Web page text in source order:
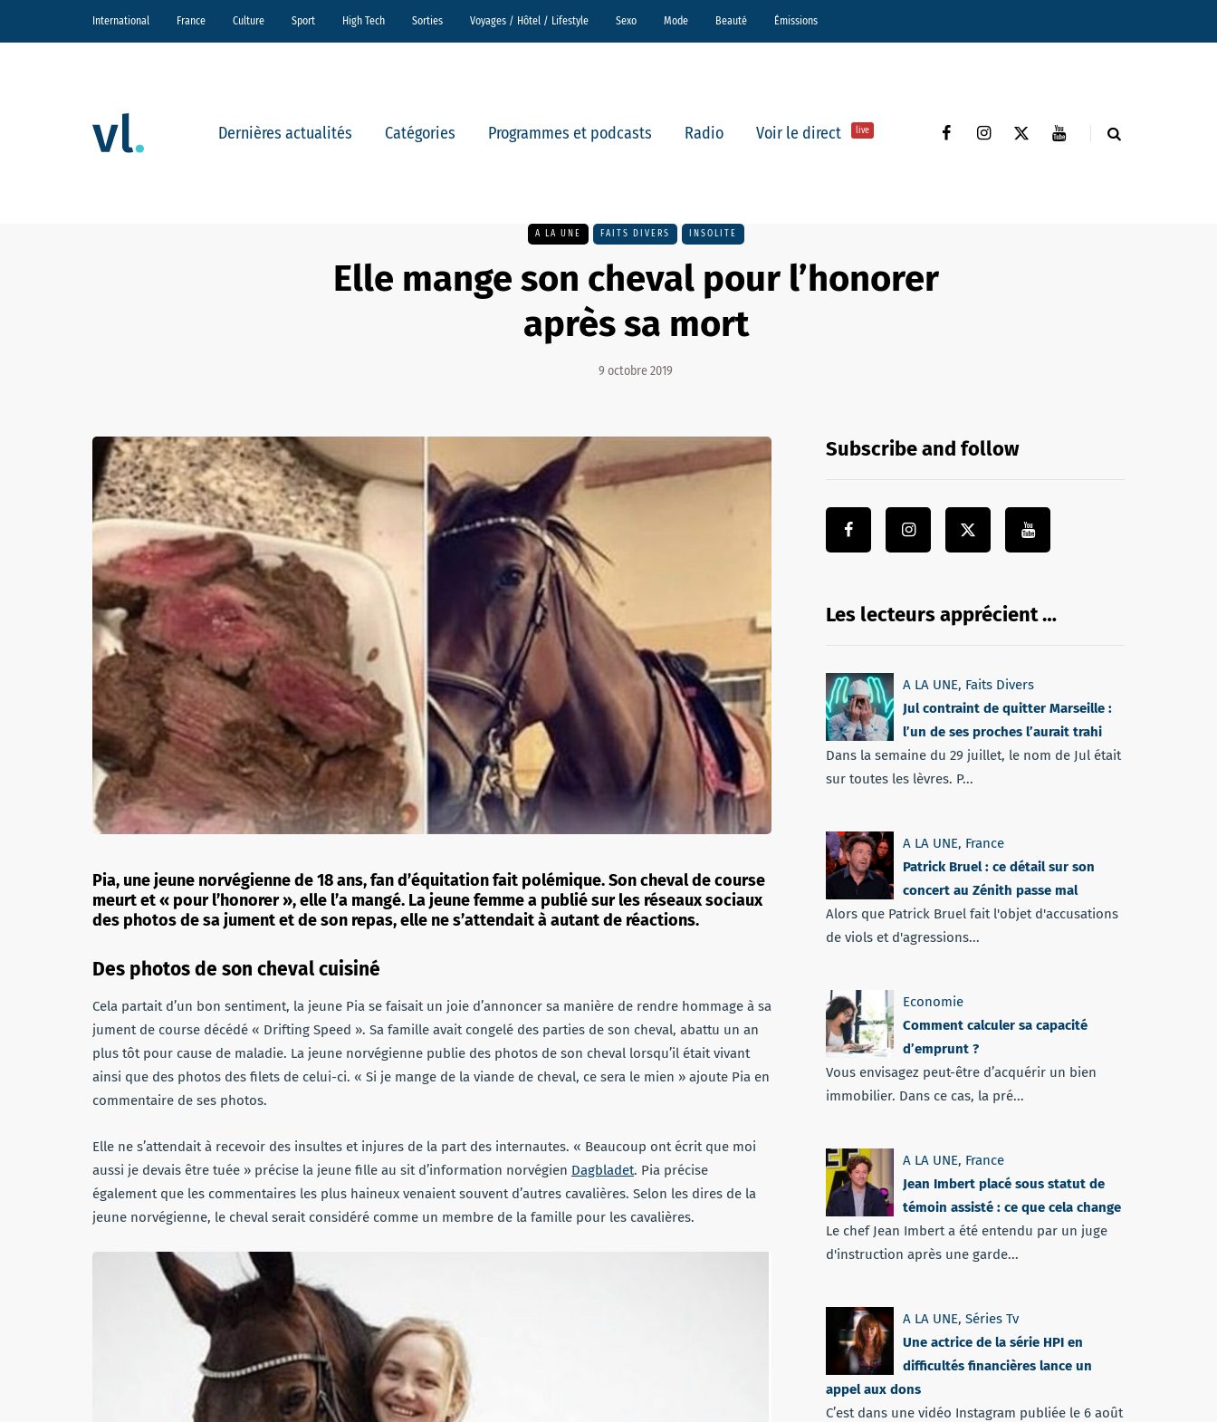
International France Culture Sport High Tech Sorties Voyages / Hôtel / Lifestyle Sexo Mode Beauté Émissions
Dernières actualités Catégories Programmes et podcasts Radio Voir le direct live
A LA UNE FAITS DIVERS INSOLITE
Elle mange son cheval pour l’honorer
après sa mort
9 octobre 2019
Pia, une jeune norvégienne de 18 ans, fan d’équitation fait polémique. Son cheval de course
meurt et « pour l’honorer », elle l’a mangé. La jeune femme a publié sur les réseaux sociaux
des photos de sa jument et de son repas, elle ne s’attendait à autant de réactions.
Des photos de son cheval cuisiné
Cela partait d’un bon sentiment, la jeune Pia se faisait un joie d’annoncer sa manière de rendre hommage à sa
jument de course décédé « Drifting Speed ». Sa famille avait congelé des parties de son cheval, abattu un an
plus tôt pour cause de maladie. La jeune norvégienne publie des photos de son cheval lorsqu’il était vivant
ainsi que des photos des filets de celui-ci. « Si je mange de la viande de cheval, ce sera le mien » ajoute Pia en
commentaire de ses photos.
Elle ne s’attendait à recevoir des insultes et injures de la part des internautes. « Beaucoup ont écrit que moi
aussi je devais être tuée » précise la jeune fille au sit d’information norvégien Dagbladet. Pia précise
également que les commentaires les plus haineux venaient souvent d’autres cavalières. Selon les dires de la
jeune norvégienne, le cheval serait considéré comme un membre de la famille pour les cavalières.
Subscribe and follow
Les lecteurs apprécient …
A LA UNE, Faits Divers
Jul contraint de quitter Marseille :
l’un de ses proches l’aurait trahi
Dans la semaine du 29 juillet, le nom de Jul était
sur toutes les lèvres. P...
A LA UNE, France
Patrick Bruel : ce détail sur son
concert au Zénith passe mal
Alors que Patrick Bruel fait l'objet d'accusations
de viols et d'agressions...
Economie
Comment calculer sa capacité
d’emprunt ?
Vous envisagez peut-être d’acquérir un bien
immobilier. Dans ce cas, la pré...
A LA UNE, France
Jean Imbert placé sous statut de
témoin assisté : ce que cela change
Le chef Jean Imbert a été entendu par un juge
d'instruction après une garde...
A LA UNE, Séries Tv
Une actrice de la série HPI en
difficultés financières lance un
appel aux dons
C’est dans une vidéo Instagram publiée le 6 août